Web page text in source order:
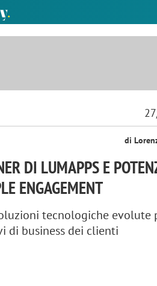
di
DI LUMAPPS E
ENGAGEMENT
tecnologiche evolute
di business dei clienti